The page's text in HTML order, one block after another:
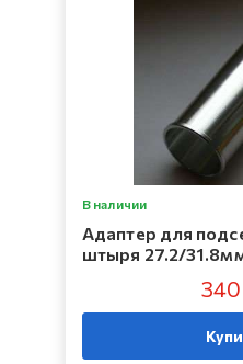
В наличии
Адаптер для
штыря 27.2/